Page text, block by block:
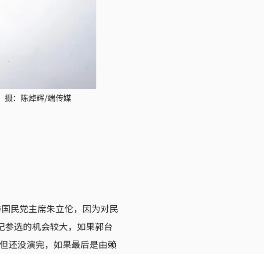
摄：陈焯辉/端传媒
民党主席朱立伦，因为对民
参选的机会较大，如果郭台
还没演完，如果最后是由赖